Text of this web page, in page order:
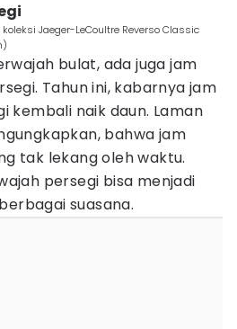
Jaeger-LeCoultre Reverso Classic
bulat, ada juga jam
Tahun ini, kabarnya jam
kembali naik daun. Laman
bahwa jam
tak lekang oleh waktu.
persegi bisa menjadi
suasana.